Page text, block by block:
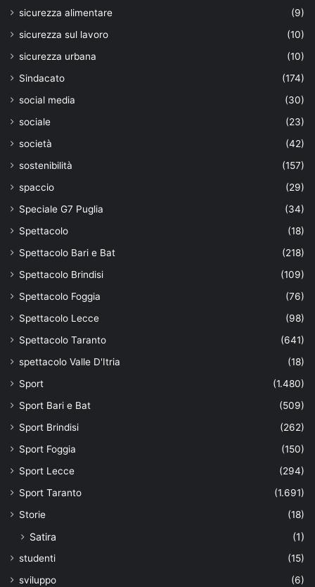
sicurezza alimentare
(9)
sicurezza sul lavoro
(10)
sicurezza urbana
(10)
Sindacato
(174)
social media
(30)
sociale
(23)
società
(42)
sostenibilità
(157)
spaccio
(29)
Speciale G7 Puglia
(34)
Spettacolo
(18)
Spettacolo Bari e Bat
(218)
Spettacolo Brindisi
(109)
Spettacolo Foggia
(76)
Spettacolo Lecce
(98)
Spettacolo Taranto
(641)
spettacolo Valle D'Itria
(18)
Sport
(1.480)
Sport Bari e Bat
(509)
Sport Brindisi
(262)
Sport Foggia
(150)
Sport Lecce
(294)
Sport Taranto
(1.691)
Storie
(18)
Satira (1)
studenti
(15)
sviluppo
(6)